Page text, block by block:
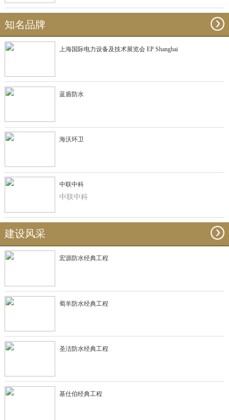
知名品牌
上海国际电力设备及技术展览会 EP Shanghai
蓝盾防水
海沃环卫
中联中科
中联中科
建设风采
宏源防水经典工程
蜀羊防水经典工程
圣洁防水经典工程
基仕伯经典工程